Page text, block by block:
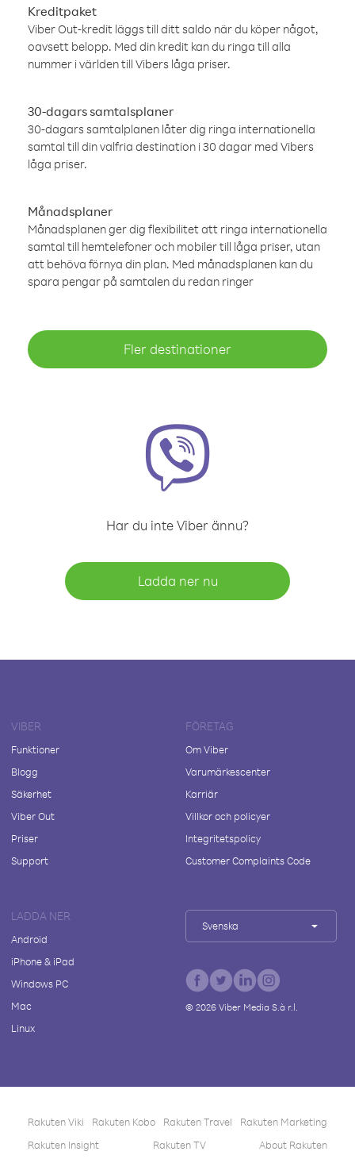
Kreditpaket
Viber Out-kredit läggs till ditt saldo när du köper något,
oavsett belopp. Med din kredit kan du ringa till alla
nummer i världen till Vibers låga priser.
30-dagars samtalsplaner
30-dagars samtalplanen låter dig ringa internationella
samtal till din valfria destination i 30 dagar med Vibers
låga priser.
Månadsplaner
Månadsplanen ger dig flexibilitet att ringa internationella
samtal till hemtelefoner och mobiler till låga priser, utan
att behöva förnya din plan. Med månadsplanen kan du
spara pengar på samtalen du redan ringer
Fler destinationer
Har du inte Viber ännu?
Ladda ner nu
VIBER
Funktioner
Blogg
Säkerhet
Viber Out
Priser
Support
FÖRETAG
Om Viber
Varumärkescenter
Karriär
Villkor och policyer
Integritetspolicy
Customer Complaints Code
LADDA NER
Android
iPhone & iPad
Windows PC
Mac
Linux
Svenska
© 2026Viber Media S.à r.l.
Rakuten Viki Rakuten Kobo Rakuten Travel
Rakuten Marketing
Rakuten Insight
Rakuten TV About Rakuten